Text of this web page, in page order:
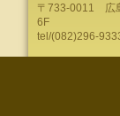
〒733-0011 広
6F
tel/(082)296-